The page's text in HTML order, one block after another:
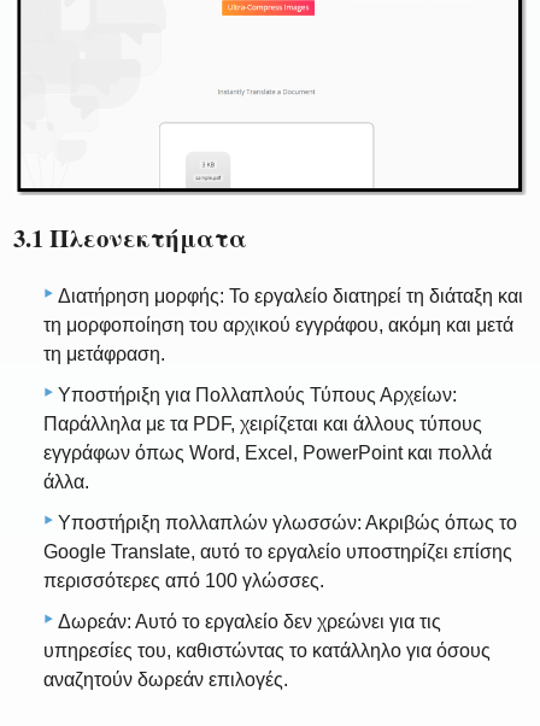
3.1 Πλεονεκτήματα
Διατήρηση μορφής: Το εργαλείο διατηρεί τη διάταξη και
τη μορφοποίηση του αρχικού εγγράφου, ακόμη και μετά
τη μετάφραση.
Υποστήριξη για Πολλαπλούς Τύπους Αρχείων:
Παράλληλα με τα PDF, χειρίζεται και άλλους τύπους
εγγράφων όπως Word, Excel, PowerPoint και πολλά
άλλα.
Υποστήριξη πολλαπλών γλωσσών: Ακριβώς όπως το
Google Translate, αυτό το εργαλείο υποστηρίζει επίσης
περισσότερες από 100 γλώσσες.
Δωρεάν: Αυτό το εργαλείο δεν χρεώνει για τις
υπηρεσίες του, καθιστώντας το κατάλληλο για όσους
αναζητούν δωρεάν επιλογές.